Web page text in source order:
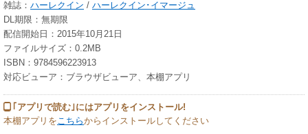
雑誌： ハーレクイン / ハーレクイン･イマージュ
DL期限：無期限
配信開始日：2015年10月21日
ファイルサイズ：0.2MB
ISBN：9784596223913
対応ビューア：ブラウザビューア、本棚アプリ
｢アプリで読む｣にはアプリをインストール!
本棚アプリをこちらからインストールしてください